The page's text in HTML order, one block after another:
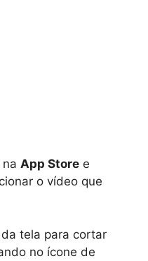
na App Store e
o vídeo que
tela para cortar
no ícone de